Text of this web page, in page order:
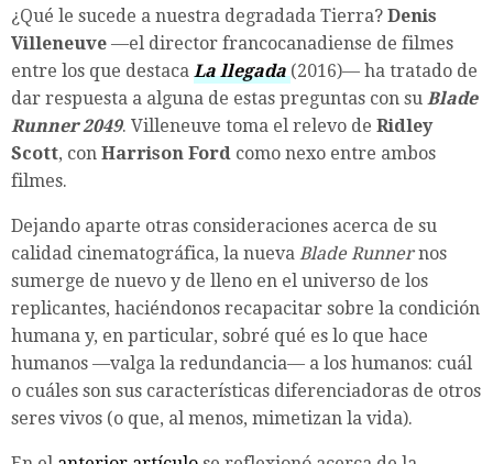
¿Qué le sucede a nuestra degradada Tierra? Denis
Villeneuve —el director francocanadiense de filmes
entre los que destaca La llegada (2016)— ha tratado de
dar respuesta a alguna de estas preguntas con su Blade
Runner 2049. Villeneuve toma el relevo de Ridley
Scott, con Harrison Ford como nexo entre ambos
filmes.
Dejando aparte otras consideraciones acerca de su
calidad cinematográfica, la nueva Blade Runnernos
sumerge de nuevo y de lleno en el universo de los
replicantes, haciéndonos recapacitar sobre la condición
humana y, en particular, sobré qué es lo que hace
humanos —valga la redundancia— a los humanos: cuál
o cuáles son sus características diferenciadoras de otros
seres vivos (o que, al menos, mimetizan la vida).